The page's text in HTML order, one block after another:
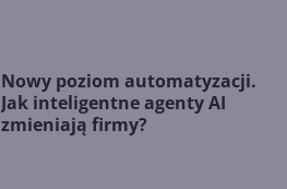
Nowy poziom automatyzacji.
Jak inteligentne agenty AI
zmieniają firmy?